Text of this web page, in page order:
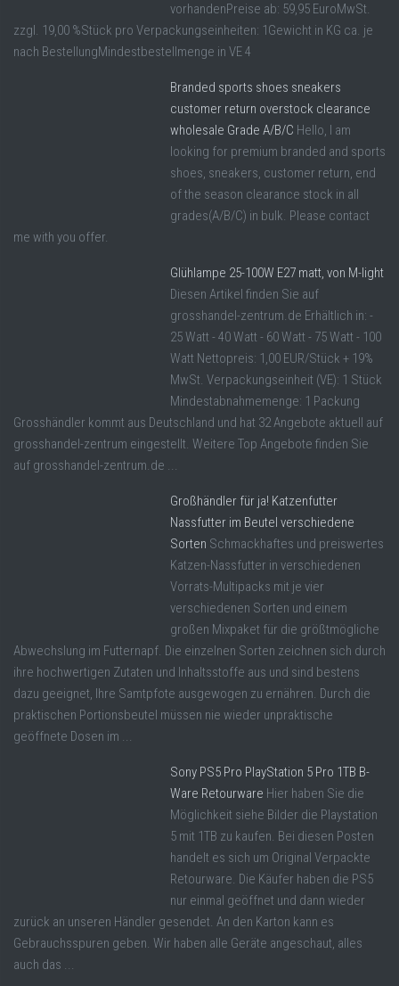
vorhandenPreise ab: 59,95 EuroMwSt.
zzgl. 19,00 %Stück pro Verpackungseinheiten: 1Gewicht in KG ca. je
nach BestellungMindestbestellmenge in VE 4
Branded sports shoes sneakers
customer return overstock clearance
wholesale Grade A/B/C Hello, I am
looking for premium branded and sports
shoes, sneakers, customer return, end
of the season clearance stock in all
grades(A/B/C) in bulk. Please contact
me with you offer.
Glühlampe 25-100W E27 matt, von M-light
Diesen Artikel finden Sie auf
grosshandel-zentrum.de Erhältlich in: -
25 Watt - 40 Watt - 60 Watt - 75 Watt - 100
Watt Nettopreis: 1,00 EUR/Stück + 19%
MwSt. Verpackungseinheit (VE): 1 Stück
Mindestabnahmemenge: 1 Packung
Grosshändler kommt aus Deutschland und hat 32 Angebote aktuell auf
grosshandel-zentrum eingestellt. Weitere Top Angebote finden Sie
auf grosshandel-zentrum.de ...
Großhändler für ja! Katzenfutter
Nassfutter im Beutel verschiedene
Sorten Schmackhaftes und preiswertes
Katzen-Nassfutter in verschiedenen
Vorrats-Multipacks mit je vier
verschiedenen Sorten und einem
großen Mixpaket für die größtmögliche
Abwechslung im Futternapf. Die einzelnen Sorten zeichnen sich durch
ihre hochwertigen Zutaten und Inhaltsstoffe aus und sind bestens
dazu geeignet, Ihre Samtpfote ausgewogen zu ernähren. Durch die
praktischen Portionsbeutel müssen nie wieder unpraktische
geöffnete Dosen im ...
Sony PS5 Pro PlayStation 5 Pro 1TB B-
Ware Retourware Hier haben Sie die
Möglichkeit siehe Bilder die Playstation
5 mit 1TB zu kaufen. Bei diesen Posten
handelt es sich um Original Verpackte
Retourware. Die Käufer haben die PS5
nur einmal geöffnet und dann wieder
zurück an unseren Händler gesendet. An den Karton kann es
Gebrauchsspuren geben. Wir haben alle Geräte angeschaut, alles
auch das ...